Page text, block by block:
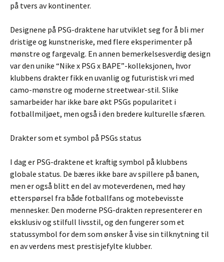
på tvers av kontinenter.
Designene på PSG-draktene har utviklet seg for å bli mer
dristige og kunstneriske, med flere eksperimenter på
mønstre og fargevalg. En annen bemerkelsesverdig design
var den unike “Nike x PSG x BAPE”-kolleksjonen, hvor
klubbens drakter fikk en uvanlig og futuristisk vri med
camo-mønstre og moderne streetwear-stil. Slike
samarbeider har ikke bare økt PSGs popularitet i
fotballmiljøet, men også i den bredere kulturelle sfæren.
Drakter som et symbol på PSGs status
I dag er PSG-draktene et kraftig symbol på klubbens
globale status. De bæres ikke bare av spillere på banen,
men er også blitt en del av moteverdenen, med høy
etterspørsel fra både fotballfans og motebevisste
mennesker. Den moderne PSG-drakten representerer en
eksklusiv og stilfull livsstil, og den fungerer som et
statussymbol for dem som ønsker å vise sin tilknytning til
en av verdens mest prestisjefylte klubber.